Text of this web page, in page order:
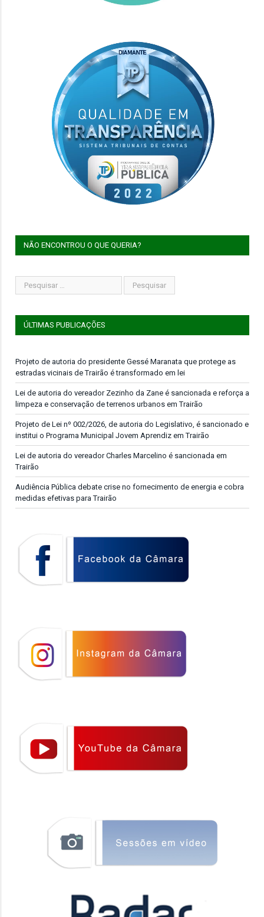
NÃO ENCONTROU O QUE QUERIA?
ÚLTIMAS PUBLICAÇÕES
Projeto de autoria do presidente Gessé Maranata que protege as
estradas vicinais de Trairão é transformado em lei
Lei de autoria do vereador Zezinho da Zane é sancionada e reforça a
limpeza e conservação de terrenos urbanos em Trairão
Projeto de Lei nº 002/2026, de autoria do Legislativo, é sancionado e
institui o Programa Municipal Jovem Aprendiz em Trairão
Lei de autoria do vereador Charles Marcelino é sancionada em
Trairão
Audiência Pública debate crise no fornecimento de energia e cobra
medidas efetivas para Trairão